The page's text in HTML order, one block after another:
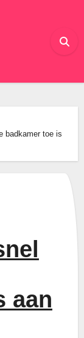
badkamer toe is
aan